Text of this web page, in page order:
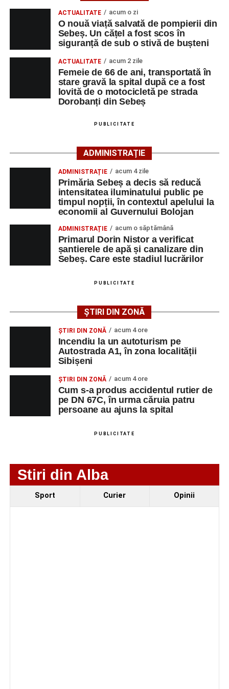
rutier soldat cu victime.
La fața locului s-au deplasat polițiștii rutieri, care au
stabilit că un bărbat de 53 de ani, din Sebeș, conducea o
motocicletă pe direcția Daia Română – Sebeș. Acesta ar
fi surprins și accidentat o femeie de 66 de ani, din Sebeș,
care traversa strada printr-un loc nepermis.
În urma impactului, femeia a suferit leziuni corporale
Motociclistul a fost testat cu aparatul etilotest, rezultatul
fiind negativ.
Polițiștii continuă cercetările pentru stabilirea tuturor
împrejurărilor în care s-a produs accidentul, în cadrul unui
dosar penal întocmit pentru săvârșirea infracțiunii de
vătămare corporală din culpă.
Ultimele știri din Sebeș
Incendiu la un autoturism pe Autostrada A1, în zona
localității Sibișeni
Școala de Fotbal Valea Frumoasei își întărește
lotul pentru noul sezon. Trei achiziții și performanțe
importante la nivel juvenil
urma căruia patru persoane au ajuns la spital
ACTUALITATE acum o zi
O nouă viață salvată de pompierii din
Sebeș. Un cățel a fost scos în
siguranță de sub o stivă de bușteni
ACTUALITATE acum 2 zile
Femeie de 66 de ani, transportată în
stare gravă la spital după ce a fost
lovită de o motocicletă pe strada
Dorobanți din Sebeș
PUBLICITATE
ADMINISTRAȚIE
ADMINISTRAȚIE acum 4 zile
Primăria Sebeș a decis să reducă
intensitatea iluminatului public pe
timpul nopții, în contextul apelului la
economii al Guvernului Bolojan
ADMINISTRAȚIE acum o săptămână
Primarul Dorin Nistor a verificat
șantierele de apă și canalizare din
Sebeș. Care este stadiul lucrărilor
PUBLICITATE
ȘTIRI DIN ZONĂ
ȘTIRI DIN ZONĂ acum 4 ore
Incendiu la un autoturism pe
Autostrada A1, în zona localității
Sibișeni
ȘTIRI DIN ZONĂ acum 4 ore
Cum s-a produs accidentul rutier de
pe DN 67C, în urma căruia patru
persoane au ajuns la spital
PUBLICITATE
Stiri din Alba
Sport Curier Opinii